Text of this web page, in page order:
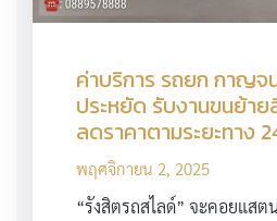
ค่าบริการ รถยก กาญจ
ประหยัด รับงานขนย้า
ลดราคาตามระยะทาง
พฤศจิกายน 2, 2025
“รังสิตรถสไลด์” จะคอยแสต